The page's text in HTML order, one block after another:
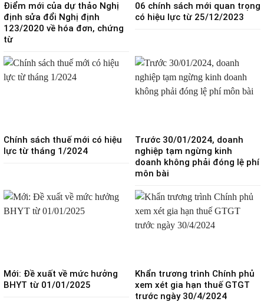
Điểm mới của dự thảo Nghị
định sửa đổi Nghị định
123/2020 về hóa đơn, chứng
từ
06 chính sách mới quan trọng
có hiệu lực từ 25/12/2023
Chính sách thuế mới có hiệu
lực từ tháng 1/2024
Trước 30/01/2024, doanh
nghiệp tạm ngừng kinh
doanh không phải đóng lệ phí
môn bài
Mới: Đề xuất về mức hưởng
BHYT từ 01/01/2025
Khẩn trương trình Chính phủ
xem xét gia hạn thuế GTGT
trước ngày 30/4/2024